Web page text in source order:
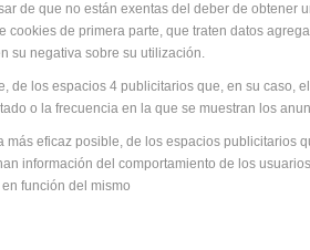
de que no están exentas del deber de obtener
de primera parte, que traten datos
su negativa sobre su utilización.
de los espacios 4 publicitarios que, en su caso,
o la frecuencia en la que se muestran los
eficaz posible, de los espacios publicitarios
información del comportamiento de los
función del mismo